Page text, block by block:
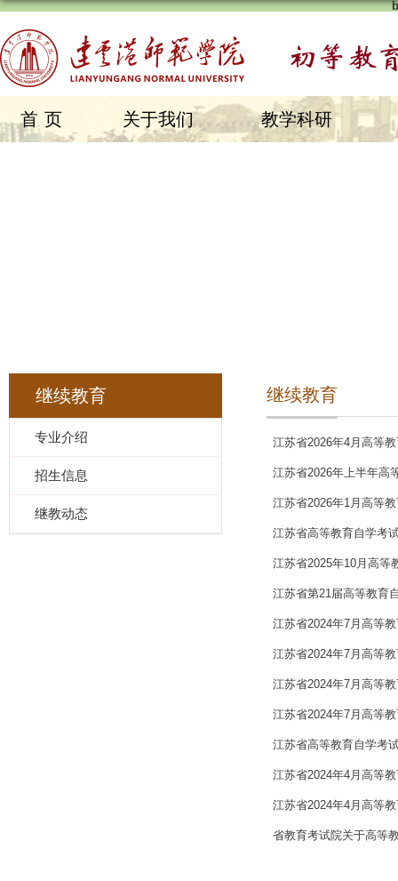
首页 关于我们 教学科研
继续教育
专业介绍
招生信息
继教动态
继续教育
江苏省2026年4月高等
江苏省2026年上半年高
江苏省2026年1月高等
江苏省高等教育自学考
江苏省2025年10月高等
江苏省第21届高等教育
江苏省2024年7月高等
江苏省2024年7月高等
江苏省2024年7月高等
江苏省2024年7月高等
江苏省高等教育自学考
江苏省2024年4月高等
江苏省2024年4月高等
省教育考试院关于高等